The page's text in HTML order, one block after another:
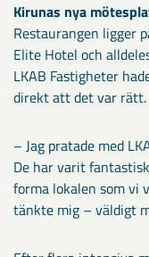
Kirunas nya
Restaurangen ligger
Elite Hotel och
LKAB Fastigheter
direkt att det var rätt.
– Jag pratade med
De har varit
forma lokalen som vi
tänkte mig – väldigt